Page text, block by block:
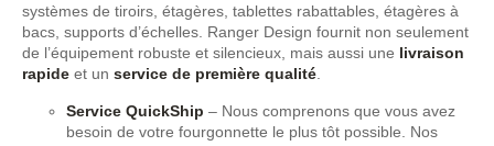
systèmes de tiroirs, étagères, tablettes rabattables, étagères à
bacs, supports d’échelles. Ranger Design fournit non seulement
de l’équipement robuste et silencieux, mais aussi une livraison
rapide et un service de première qualité
Service QuickShip – Nous comprenons que vous avez
besoin de votre fourgonnette le plus tôt possible. Nos